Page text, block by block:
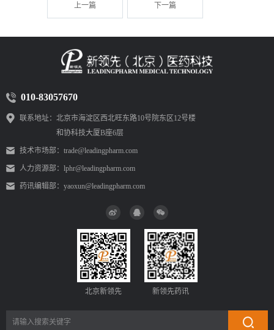
上一篇 下一篇
010-83057670
联系地址： 北京市海淀区西北旺东路10号院东区12号楼
和协科技大厦B座6层
技术市场部： trade@leadingpharm.com
人力资源部： lphr@leadingpharm.com
药讯编辑部： yaoxun@leadingpharm.com
北京新领先 新领先药讯